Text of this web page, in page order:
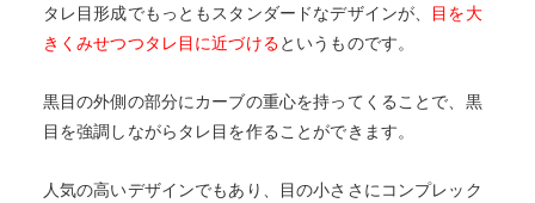
タレ目形成でもっともスタンダードなデザインが、 目を大
きくみせつつタレ目に近づけるというものです。
黒目の外側の部分にカーブの重心を持ってくることで、黒
目を強調しながらタレ目を作ることができます。
人気の高いデザインでもあり、目の小ささにコンプレック